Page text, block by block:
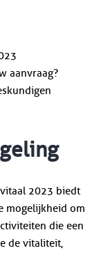
aanvraag?
2023 biedt
mogelijkheid om
die een
de vitaliteit,